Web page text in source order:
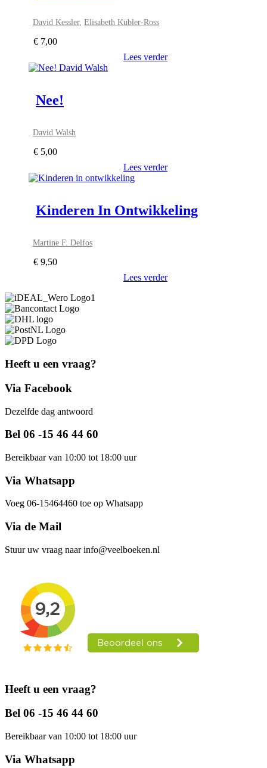
David Kessler,Elisabeth Kübler-Ross
€ 7,00
Lees verder
Nee!
David Walsh
€ 5,00
Lees verder
Kinderen In Ontwikkeling
Martine F. Delfos
€ 9,50
Lees verder
Heeft u een vraag?
Via Facebook
Dezelfde dag antwoord
Bel 06 -15 46 44 60
Bereikbaar van 10:00 tot 18:00 uur
Via Whatsapp
Voeg 06-15464460 toe op Whatsapp
Via de Mail
Stuur uw vraag naar info@veelboeken.nl
Heeft u een vraag?
Bel 06 -15 46 44 60
Bereikbaar van 10:00 tot 18:00 uur
Via Whatsapp